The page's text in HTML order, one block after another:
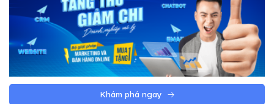
Khám phá ngay